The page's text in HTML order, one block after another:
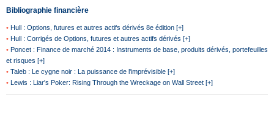
Bibliographie financière
• Hull : Options, futures et autres actifs dérivés 8e édition [+]
• Hull : Corrigés de Options, futures et autres actifs dérivés [+]
• Poncet : Finance de marché 2014 : Instruments de base, produits dérivés, portefeuilles
et risques [+]
• Taleb : Le cygne noir : La puissance de l'imprévisible [+]
• Lewis : Liar's Poker: Rising Through the Wreckage on Wall Street [+]